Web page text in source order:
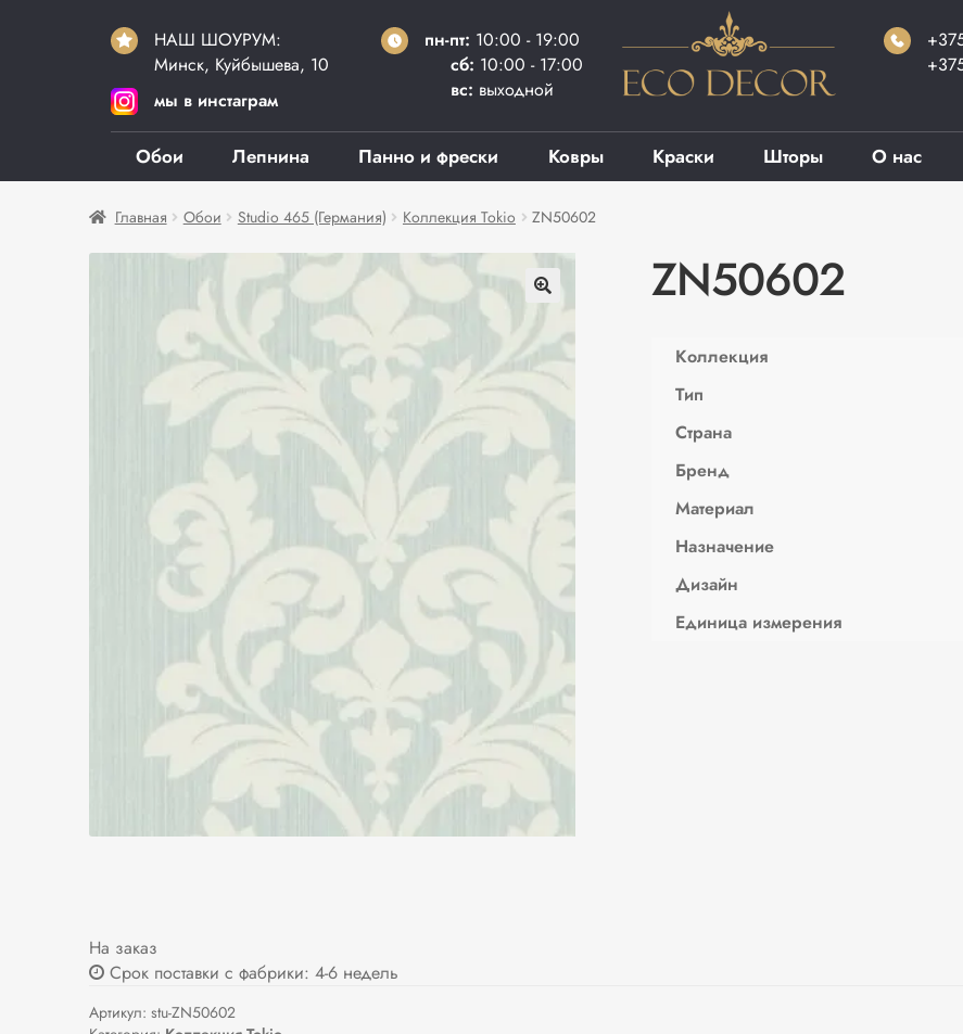
НАШ ШОУРУМ:
Минск, Куйбышева, 10
мы в инстаграм
пн-пт: 10:00 - 19:00
сб: 10:00 - 17:00
вс: выходной
Обои Лепнина Панно и фрески Ковры Краски Шторы О нас
Главная Обои Studio 465 (Германия) Коллекция Tokio ZN50602
На заказ
Срок поставки с фабрики: 4-6 недель
Артикул: stu-ZN50602
ZN50602
Коллекция
Тип
Страна
Бренд
Материал
Назначение
Дизайн
Единица измерения